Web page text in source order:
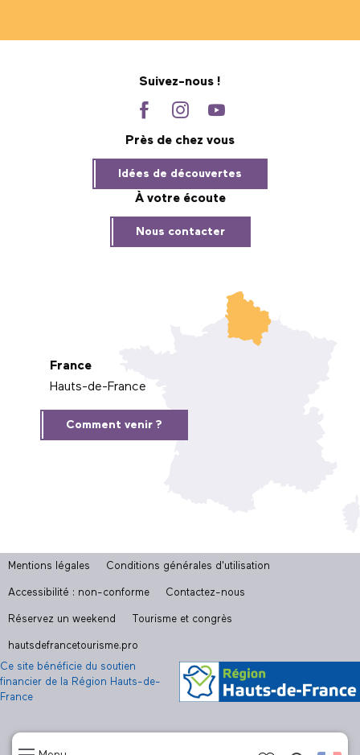
Suivez-nous !
Près de chez vous
Idées de découvertes
À votre écoute
Nous contacter
France
Hauts-de-France
Comment venir ?
Mentions légales Conditions générales d'utilisation
Accessibilité : non-conforme Contactez-nous
Réservez un weekend Tourisme et congrès
hautsdefrancetourisme.pro
Ce site bénéficie du soutien
financier de la Région Hauts-de-
France